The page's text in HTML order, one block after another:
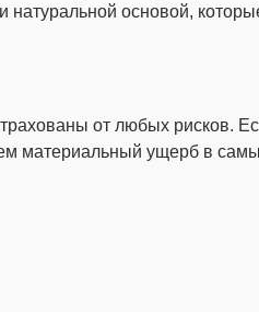
основой,
от любых рисков.
материальный ущерб в